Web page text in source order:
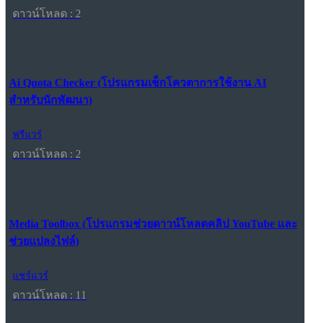
ดาวน์โหลด : 2
Ai Quota Checker (โปรแกรมเช็กโควตาการใช้งาน AI
สำหรับนักพัฒนา)
ฟรีแวร์
ดาวน์โหลด : 2
Media Toolbox (โปรแกรมช่วยดาวน์โหลดคลิป YouTube และ
ช่วยแปลงไฟล์)
แชร์แวร์
ดาวน์โหลด : 11